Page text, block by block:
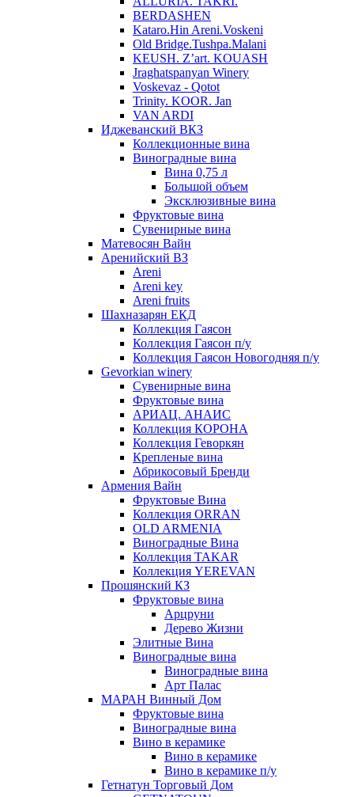
BERDASHEN
Kataro.Hin Areni.Voskeni
Old Bridge.Tushpa.Malani
KEUSH. Z’art. KOUASH
Jraghatspanyan Winery
Voskevaz - Qotot
Trinity. KOOR. Jan
VAN ARDI
Иджеванский ВКЗ
Коллекционные вина
Виноградные вина
Вина 0,75 л
Большой объем
Эксклюзивные вина
Фруктовые вина
Cувенирные вина
Матевосян Вайн
Аренийский ВЗ
Areni
Areni key
Areni fruits
Шахназарян ЕКД
Коллекция Гаясон
Коллекция Гаясон п/у
Коллекция Гаясон Новогодняя п/у
Gevorkian winery
Сувенирные вина
Фруктовые вина
АРИАЦ. АНАИС
Коллекция КОРОНА
Коллекция Геворкян
Крепленые вина
Абрикосовый Бренди
Армения Вайн
Фруктовые Вина
Коллекция ORRAN
OLD ARMENIA
Виноградные Вина
Коллекция TAKAR
Коллекция YEREVAN
Прошянский КЗ
Фруктовые вина
Арцруни
Дерево Жизни
Элитные Вина
Виноградные вина
Виноградные вина
Арт Палас
МАРАН Винный Дом
Фруктовые вина
Виноградные вина
Вино в керамике
Вино в керамике
Вино в керамике п/у
Гетнатун Торговый Дом